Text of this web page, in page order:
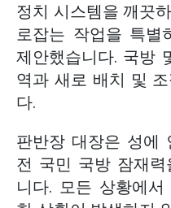
정치 시스템을 깨끗
로잡는 작업을 특별
제안했습니다. 국방
역과 새로 배치 및
다.
판반장 대장은 성에
전 국민 국방 잠재
니다. 모든 상황에